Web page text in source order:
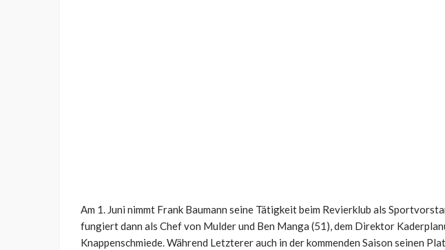
Am 1. Juni nimmt Frank Baumann seine Tätigkeit beim Revierklub als
fungiert dann als Chef von Mulder und Ben Manga (51), dem Direktor
Knappenschmiede. Während Letzterer auch in der kommenden Saison seinen